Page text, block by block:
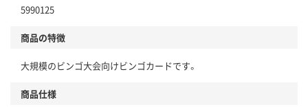
5990125
商品の特徴
大規模のビンゴ大会向けビンゴカードです。
商品仕様